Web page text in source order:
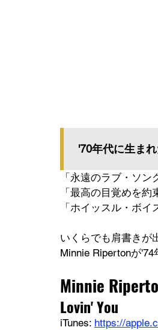
'70年代に生ま
「永遠のラブ・ソン
「最高の目覚めを約
「ホイッスル・ボイ
いくらでも肩書きが
Minnie Ripertonが'74
Minnie
Lovin' You
iTunes: https://